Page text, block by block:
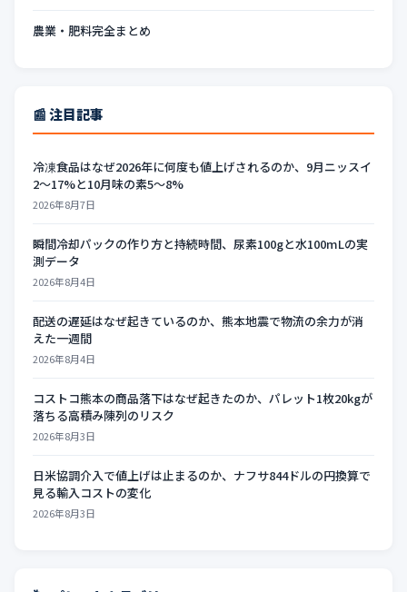
農業・肥料完全まとめ
📰 注目記事
冷凍食品はなぜ2026年に何度も値上げされるのか、9月ニッスイ
2〜17%と10月味の素5〜8%
2026年8月7日
瞬間冷却パックの作り方と持続時間、尿素100gと水100mLの実
測データ
2026年8月4日
配送の遅延はなぜ起きているのか、熊本地震で物流の余力が消
えた一週間
2026年8月4日
コストコ熊本の商品落下はなぜ起きたのか、パレット1枚20kgが
落ちる高積み陳列のリスク
2026年8月3日
日米協調介入で値上げは止まるのか、ナフサ844ドルの円換算で
見る輸入コストの変化
2026年8月3日